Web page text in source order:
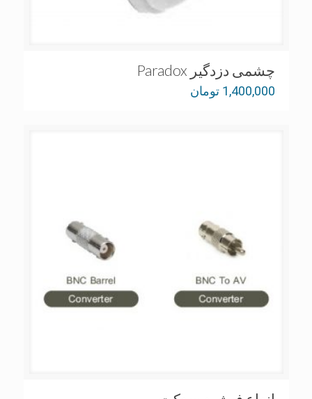
چشمی دزدگیر Paradox
1,400,000 تومان